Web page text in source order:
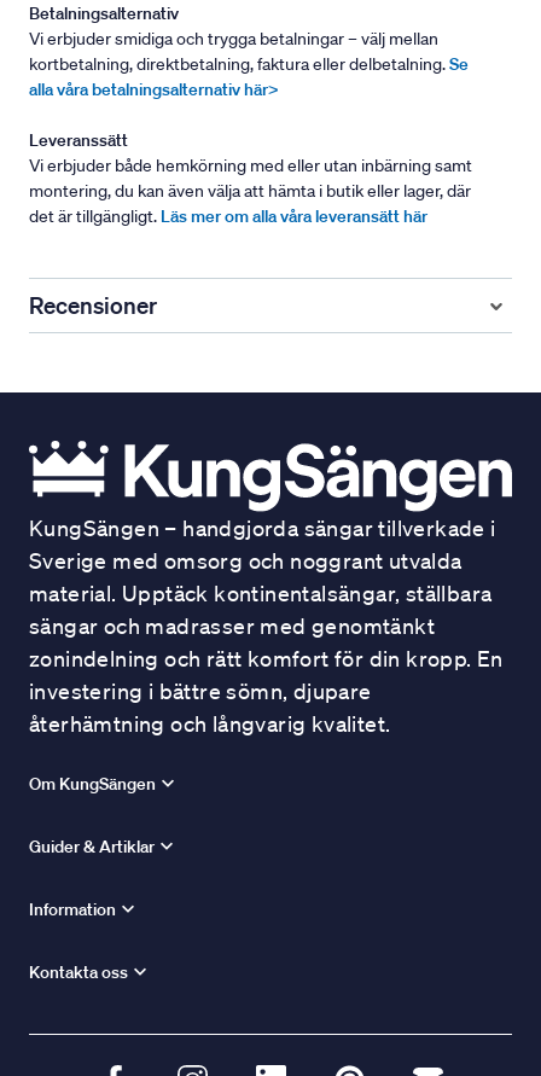
Betalningsalternativ
Vi erbjuder smidiga och trygga betalningar – välj mellan
kortbetalning, direktbetalning, faktura eller delbetalning.Se
alla våra betalningsalternativ här>
Leveranssätt
Vi erbjuder både hemkörning med eller utan inbärning samt
montering, du kan även välja att hämta i butik eller lager, där
det är tillgängligt. Läs mer om alla våra leveransätt här
Recensioner
KungSängen – handgjorda sängar tillverkade i
Sverige med omsorg och noggrant utvalda
material. Upptäck kontinentalsängar, ställbara
sängar och madrasser med genomtänkt
zonindelning och rätt komfort för din kropp. En
investering i bättre sömn, djupare
återhämtning och långvarig kvalitet.
Om KungSängen
Guider & Artiklar
Information
Kontakta oss